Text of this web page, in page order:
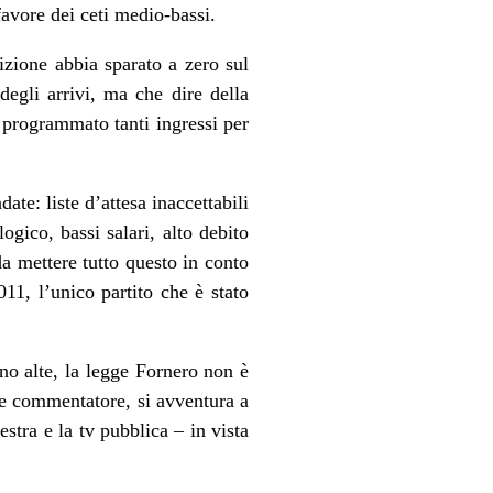
dei ceti medio-bassi.
abbia sparato a zero sul
arrivi, ma che dire della
tanti ingressi per
liste d’attesa inaccettabili
bassi salari, alto debito
mettere tutto questo in conto
l’unico partito che è stato
alte, la legge Fornero non è
si avventura a
e la tv pubblica – in vista